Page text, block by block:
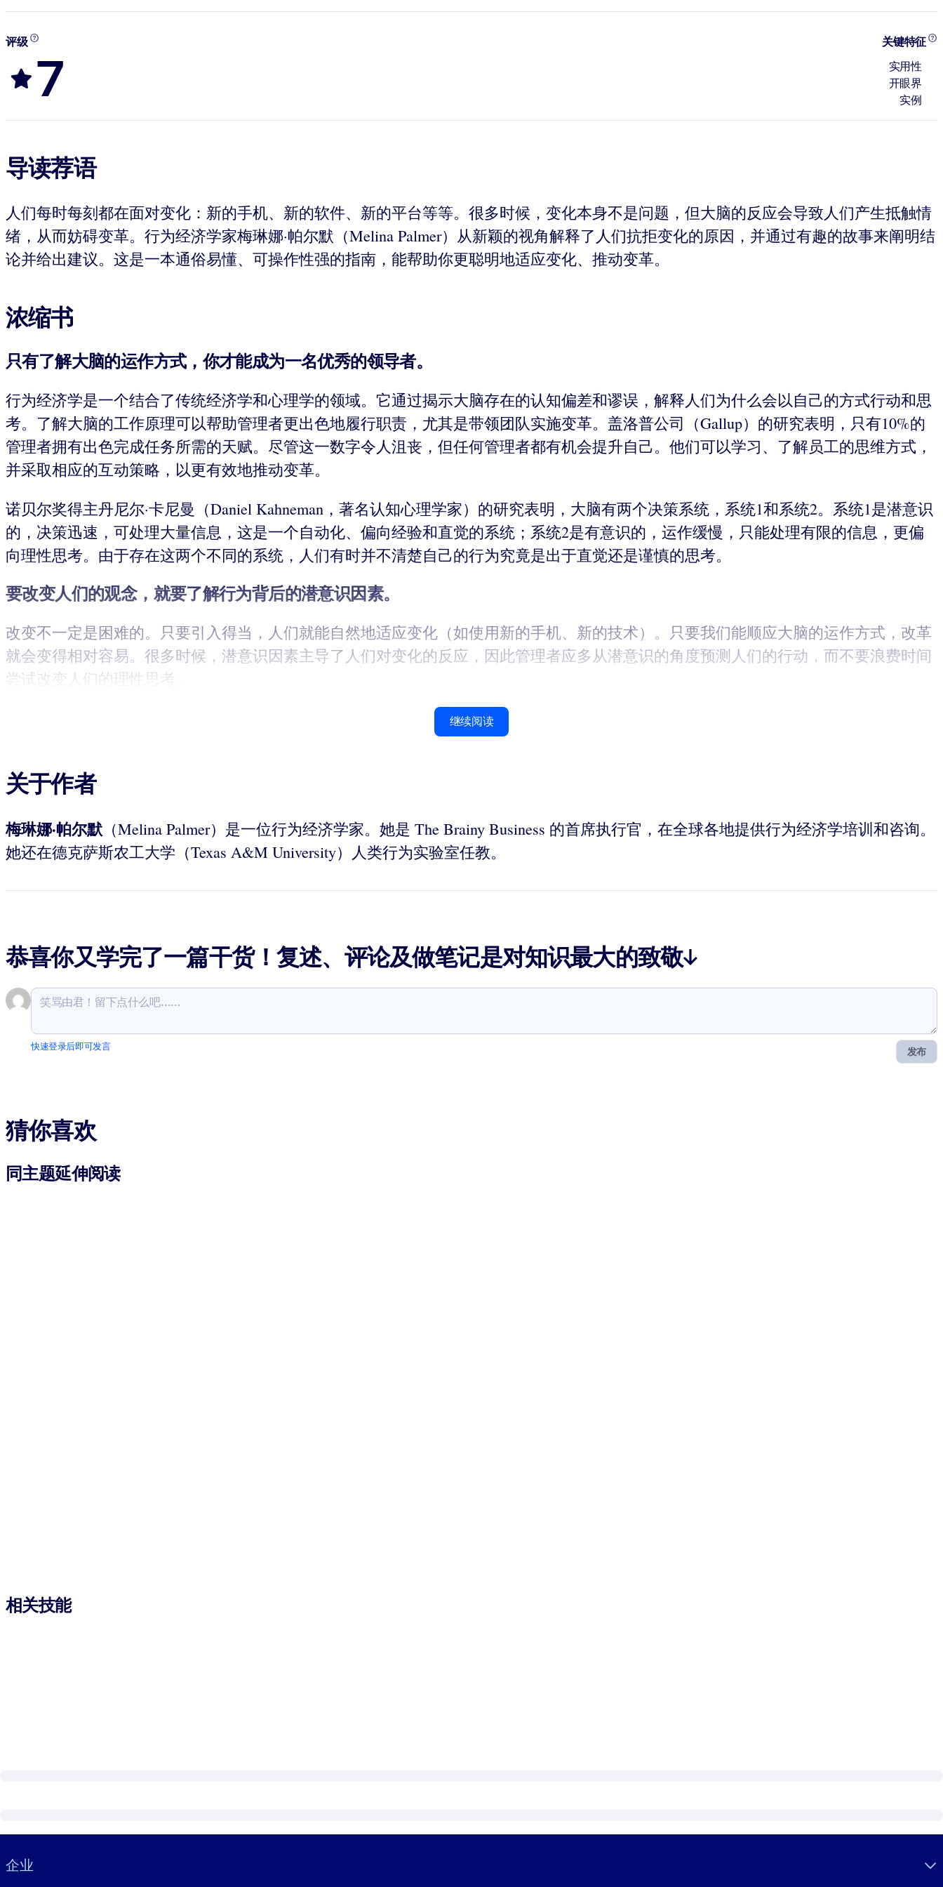
评级
7
关键特征
实用性
开眼界
实例
导读荐语
人们每时每刻都在面对变化：新的手机、新的软件、新的平台等等。很多时候，变化本身不是问题，但大脑的反应会导致人们产生抵触情
绪，从而妨碍变革。行为经济学家梅琳娜·帕尔默（Melina Palmer）从新颖的视角解释了人们抗拒变化的原因，并通过有趣的故事来阐明结
论并给出建议。这是一本通俗易懂、可操作性强的指南，能帮助你更聪明地适应变化、推动变革。
浓缩书
只有了解大脑的运作方式，你才能成为一名优秀的领导者。
行为经济学是一个结合了传统经济学和心理学的领域。它通过揭示大脑存在的认知偏差和谬误，解释人们为什么会以自己的方式行动和思
考。了解大脑的工作原理可以帮助管理者更出色地履行职责，尤其是带领团队实施变革。盖洛普公司（Gallup）的研究表明，只有10%的
管理者拥有出色完成任务所需的天赋。尽管这一数字令人沮丧，但任何管理者都有机会提升自己。他们可以学习、了解员工的思维方式，
并采取相应的互动策略，以更有效地推动变革。
诺贝尔奖得主丹尼尔·卡尼曼（Daniel Kahneman，著名认知心理学家）的研究表明，大脑有两个决策系统，系统1和系统2。系统1是潜意识
的，决策迅速，可处理大量信息，这是一个自动化、偏向经验和直觉的系统；系统2是有意识的，运作缓慢，只能处理有限的信息，更偏
向理性思考。由于存在这两个不同的系统，人们有时并不清楚自己的行为究竟是出于直觉还是谨慎的思考。
要改变人们的观念，就要了解行为背后的潜意识因素。
改变不一定是困难的。只要引入得当，人们就能自然地适应变化（如使用新的手机、新的技术）。只要我们能顺应大脑的运作方式，改革
就会变得相对容易。很多时候，潜意识因素主导了人们对变化的反应，因此管理者应多从潜意识的角度预测人们的行动，而不要浪费时间
尝试改变人们的理性思考。
继续阅读
关于作者
梅琳娜·帕尔默 （Melina Palmer）是一位行为经济学家。她是 The Brainy Business 的首席执行官，在全球各地提供行为经济学培训和咨询。
她还在德克萨斯农工大学（Texas A&M University）人类行为实验室任教。
恭喜你又学完了一篇干货！复述、评论及做笔记是对知识最大的致敬↓
发布
快速登录后即可发言
猜你喜欢
同主题延伸阅读
相关技能
Visually hidden Text
企业